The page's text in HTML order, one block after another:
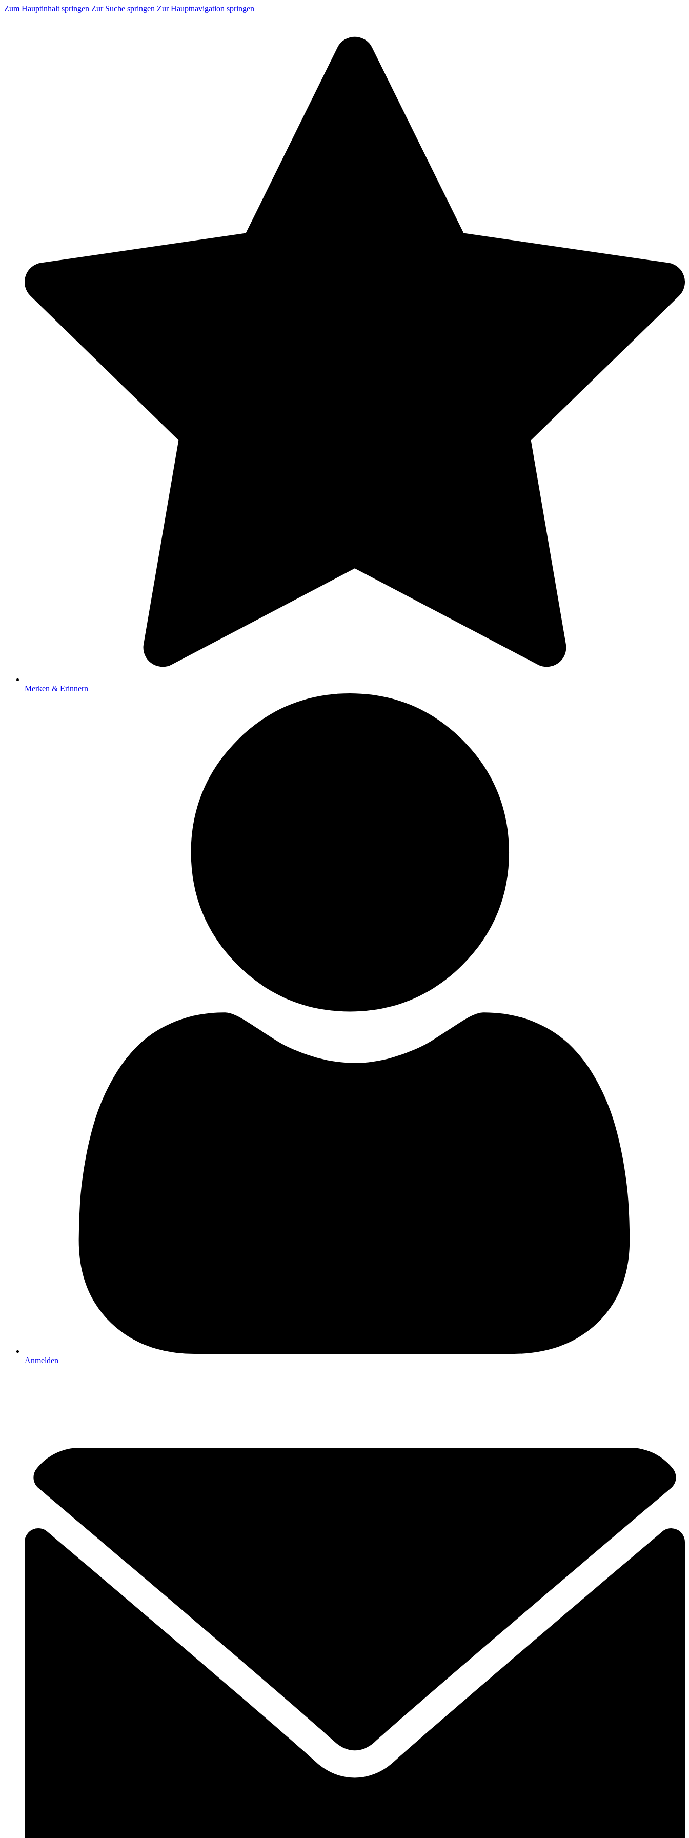
Zum Hauptinhalt springen Zur Suche springen Zur Hauptnavigation springen
Merken & Erinnern
Anmelden